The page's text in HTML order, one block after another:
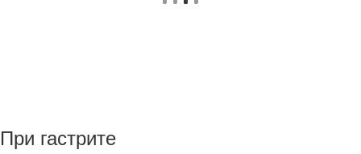
При гастрите